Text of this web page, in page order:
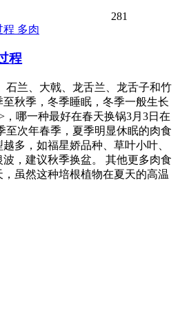
281
多肉
程
石兰、大戟、龙舌兰、龙舌子和竹
秋季，冬季睡眠，冬季一般生长
，哪一种最好在春天换锅3月3日在
至次年春季，夏季明显休眠的肉食
多，如福星娇品种、草叶小叶、
，建议秋季换盆。 其他更多肉食
虽然这种培根植物在夏天的高温